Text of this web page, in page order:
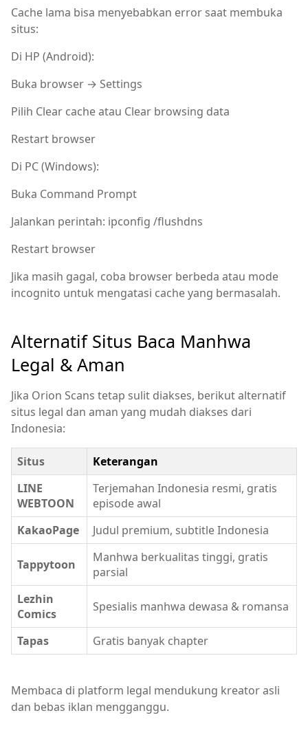
Cache lama bisa menyebabkan error saat membuka
situs:
Di HP (Android):
Buka browser → Settings
Pilih Clear cache atau Clear browsing data
Restart browser
Di PC (Windows):
Buka Command Prompt
Jalankan perintah: ipconfig /flushdns
Restart browser
Jika masih gagal, coba browser berbeda atau mode
incognito untuk mengatasi cache yang bermasalah.
Alternatif Situs Baca Manhwa
Legal & Aman
Jika Orion Scans tetap sulit diakses, berikut alternatif
situs legal dan aman yang mudah diakses dari
Indonesia:
Situs
Keterangan
LINE
WEBTOON
Terjemahan Indonesia resmi, gratis
episode awal
KakaoPage
Judul premium, subtitle Indonesia
Tappytoon
Manhwa berkualitas tinggi, gratis
parsial
Lezhin
Comics
Spesialis manhwa dewasa & romansa
Tapas Gratis banyak chapter
Membaca di platform legal mendukung kreator asli
dan bebas iklan mengganggu.